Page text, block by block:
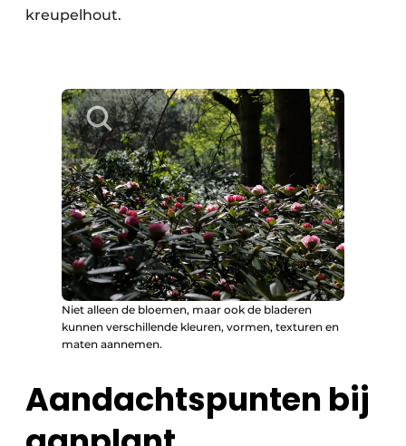
kreupelhout.
Niet alleen de bloemen, maar ook de bladeren
kunnen verschillende kleuren, vormen, texturen en
maten aannemen.
Aandachtspunten bij